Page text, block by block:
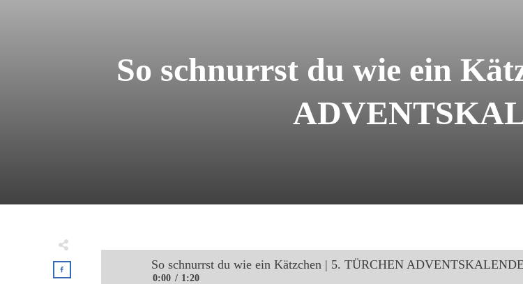
So schnurrst du wie ein
So schnurrst du wie ein Kätzchen | 5. TÜRCHEN
0:00 1:20